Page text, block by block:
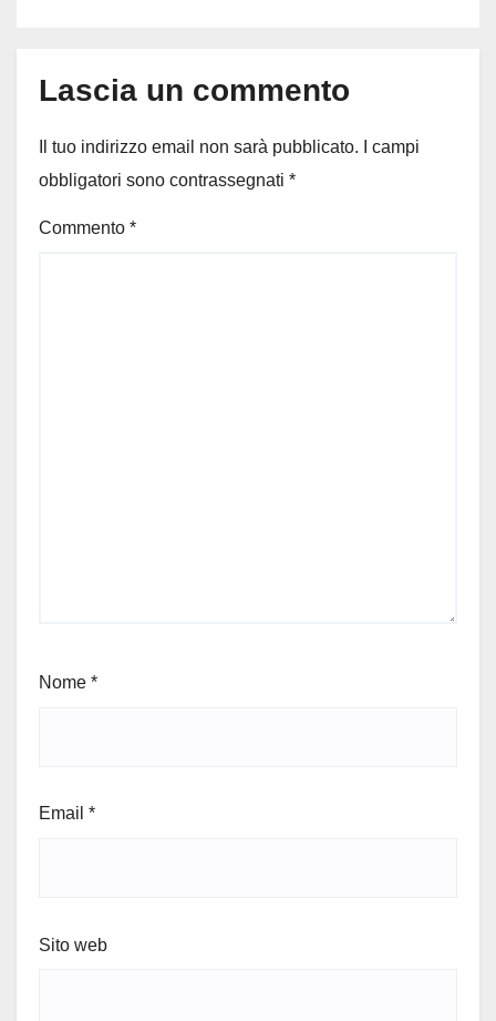
Lascia un commento
Il tuo indirizzo email non sarà pubblicato.
I campi
obbligatori sono contrassegnati *
Commento *
Nome *
Email *
Sito web